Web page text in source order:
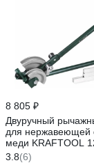
8 805 ₽
Двуручный
для нержавеющей
меди KRAFTOOL
мм, 23503-H4
3.8(6)